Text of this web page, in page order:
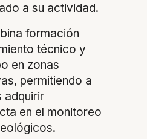
a su actividad.
formación
técnico y
en zonas
permitiendo a
adquirir
en el monitoreo